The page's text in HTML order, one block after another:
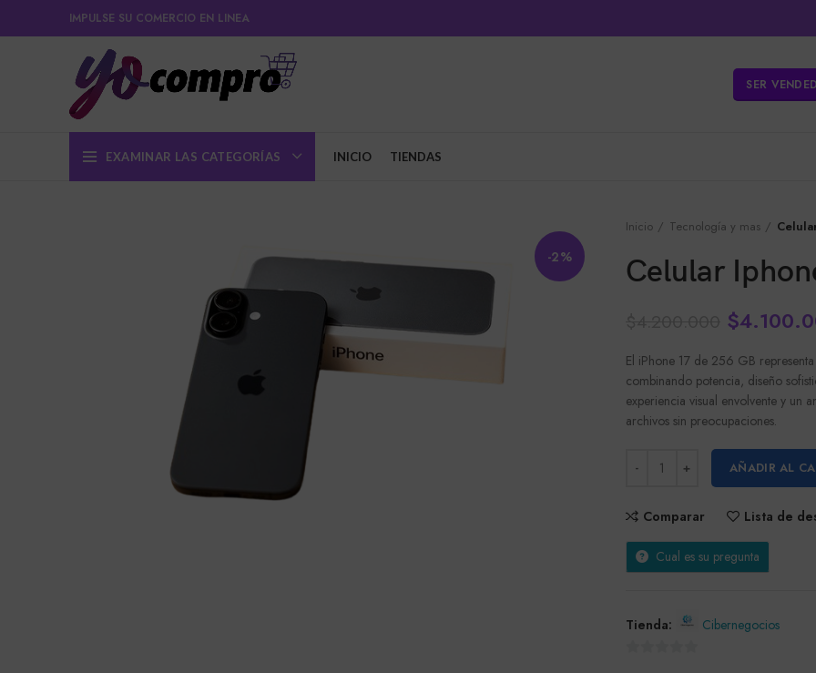
IMPULSE SU COMERCIO EN LINEA
SER
EXAMINAR LAS CATEGORÍAS INICIO TIENDAS
-2%
Inicio Tecnología y mas
Celular
$
El iPhone 17 de 256 GB
combinando potencia, diseño
experiencia visual envolvente y un
archivos sin preocupaciones.
AÑADIR AL
Comparar Lista de
Cual es su pregunta
Tienda: Cibernegocios